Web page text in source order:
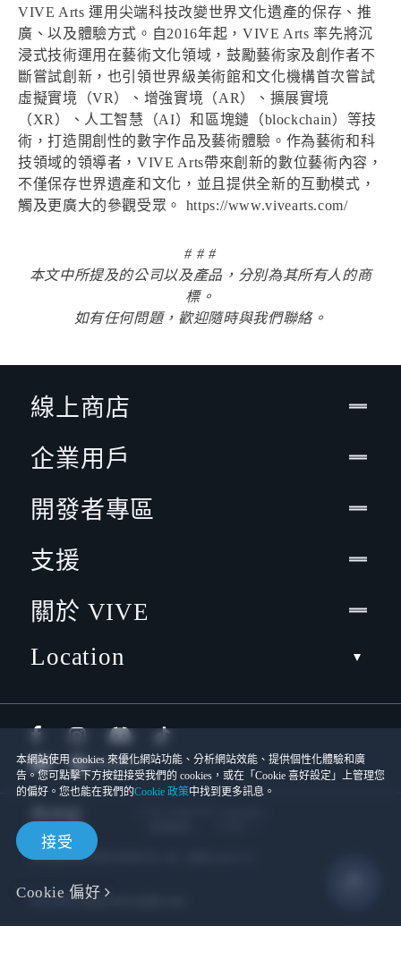
VIVE Arts 運用尖端科技改變世界文化遺產的保存、推
廣、以及體驗方式。自2016年起，VIVE Arts 率先將沉
浸式技術運用在藝術文化領域，鼓勵藝術家及創作者不
斷嘗試創新，也引領世界級美術館和文化機構首次嘗試
虛擬實境（VR）、增強實境（AR）、擴展實境
（XR）、人工智慧（AI）和區塊鏈（blockchain）等技
術，打造開創性的數字作品及藝術體驗。作為藝術和科
技領域的領導者，VIVE Arts帶來創新的數位藝術內容，
不僅保存世界遺產和文化，並且提供全新的互動模式，
觸及更廣大的參觀受眾。 https://www.vivearts.com/
# # #
本文中所提及的公司以及產品，分別為其所有人的商
標。
如有任何問題，歡迎隨時與我們聯絡。
本網站使用 cookies 來優化網站功能、分析網站效能、提供個性化體驗和廣
告。您可點擊下方按鈕接受我們的 cookies，或在「Cookie 喜好設定」上管理您
的偏好。您也能在我們的Cookie 政策中找到更多訊息。
接受
Cookie 偏好
線上商店
企業用戶
開發者專區
支援
關於 VIVE
Location
宏達國際電子股份有限公司 | 統一編號16003518
隱私聯絡:Global-Privacy@htc.com